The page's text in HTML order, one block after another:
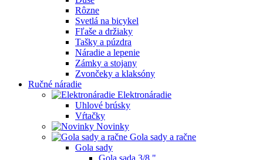
Rôzne
Svetlá na bicykel
Fľaše a držiaky
Tašky a púzdra
Náradie a lepenie
Zámky a stojany
Zvončeky a klaksóny
Ručné náradie
Elektronáradie
Uhlové brúsky
Vŕtačky
Novinky
Gola sady a račne
Gola sady
Gola sada 3/8 "